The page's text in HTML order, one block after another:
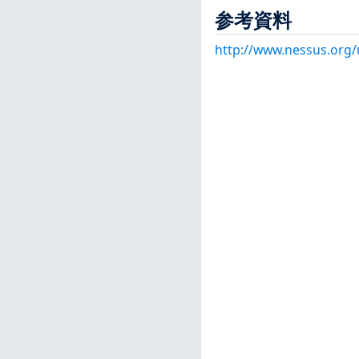
参考資料
http://www.nessus.org/